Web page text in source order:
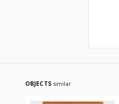
OBJECTS similar